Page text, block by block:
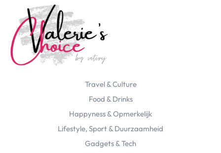
Travel & Culture
Food & Drinks
Happyness & Opmerkelijk
Lifestyle, Sport & Duurzaamheid
Gadgets & Tech